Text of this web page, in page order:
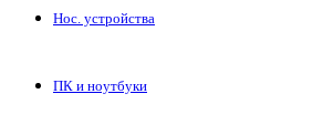
Нос. устройства
ПК и ноутбуки